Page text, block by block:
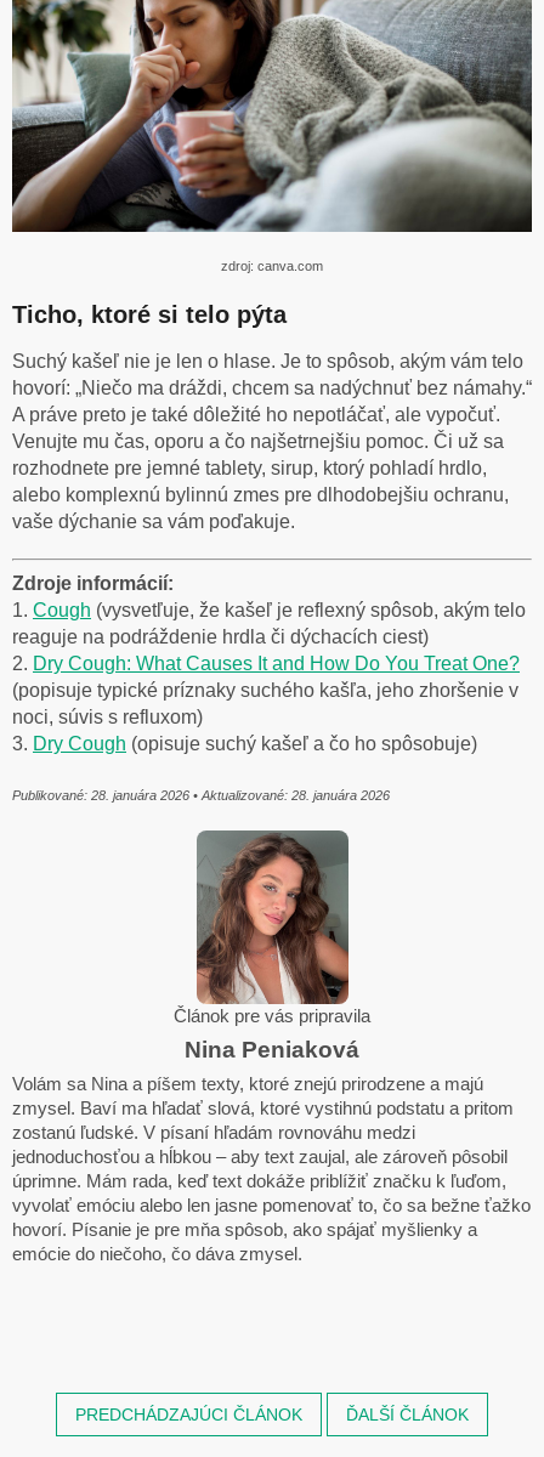
zdroj: canva.com
Ticho, ktoré si telo pýta
Suchý kašeľ nie je len o hlase. Je to spôsob, akým vám telo
hovorí: „Niečo ma dráždi, chcem sa nadýchnuť bez námahy.“
A práve preto je také dôležité ho nepotláčať, ale vypočuť.
Venujte mu čas, oporu a čo najšetrnejšiu pomoc. Či už sa
rozhodnete pre jemné tablety, sirup, ktorý pohladí hrdlo,
alebo komplexnú bylinnú zmes pre dlhodobejšiu ochranu,
vaše dýchanie sa vám poďakuje.
Zdroje informácií:
1. Cough (vysvetľuje, že kašeľ je reflexný spôsob, akým telo
reaguje na podráždenie hrdla či dýchacích ciest)
2. Dry Cough: What Causes It and How Do You Treat One?
(popisuje typické príznaky suchého kašľa, jeho zhoršenie v
noci, súvis s refluxom)
3. Dry Cough (opisuje suchý kašeľ a čo ho spôsobuje)
Publikované: 28. januára 2026 • Aktualizované: 28. januára 2026
Článok pre vás pripravila
Nina Peniaková
Volám sa Nina a píšem texty, ktoré znejú prirodzene a majú
zmysel. Baví ma hľadať slová, ktoré vystihnú podstatu a pritom
zostanú ľudské. V písaní hľadám rovnováhu medzi
jednoduchosťou a hĺbkou – aby text zaujal, ale zároveň pôsobil
úprimne. Mám rada, keď text dokáže priblížiť značku k ľuďom,
vyvolať emóciu alebo len jasne pomenovať to, čo sa bežne ťažko
hovorí. Písanie je pre mňa spôsob, ako spájať myšlienky a
emócie do niečoho, čo dáva zmysel.
PREDCHÁDZAJÚCI ČLÁNOK ĎALŠÍ ČLÁNOK